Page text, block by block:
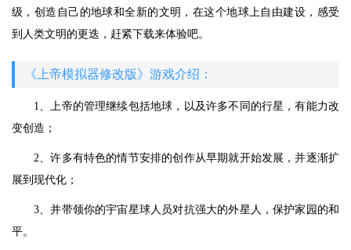
级，创造自己的地球和全新的文明，在这个地球上自由建设，感受
到人类文明的更迭，赶紧下载来体验吧。
《上帝模拟器修改版》游戏介绍：
1、上帝的管理继续包括地球，以及许多不同的行星，有能力改
变创造；
2、许多有特色的情节安排的创作从早期就开始发展，并逐渐扩
展到现代化；
3、并带领你的宇宙星球人员对抗强大的外星人，保护家园的和
平。